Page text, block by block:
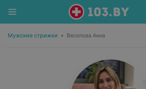
Мужские стрижки • Веселова Анна